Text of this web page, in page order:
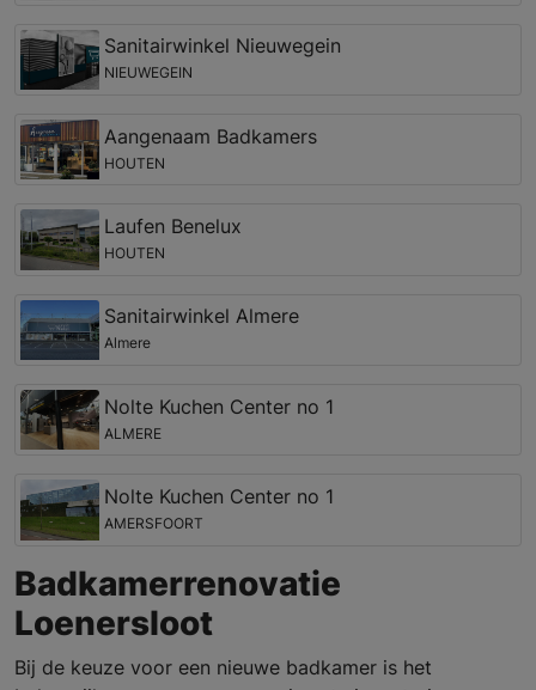
Sanitairwinkel Nieuwegein
NIEUWEGEIN
Aangenaam Badkamers
HOUTEN
Laufen Benelux
HOUTEN
Sanitairwinkel Almere
Almere
Nolte Kuchen Center no 1
ALMERE
Nolte Kuchen Center no 1
AMERSFOORT
Badkamerrenovatie
Loenersloot
Bij de keuze voor een nieuwe badkamer is het